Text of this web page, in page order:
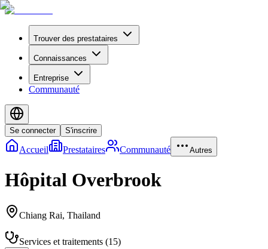
Trouver des prestataires
Connaissances
Entreprise
Communauté
Se connecter S'inscrire
Accueil Prestataires Communauté Autres
Hôpital Overbrook
Chiang Rai, Thailand
Services et traitements (15)